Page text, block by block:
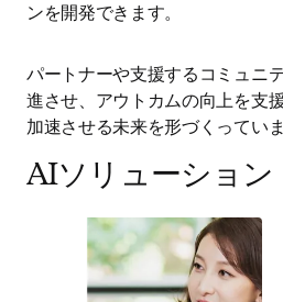
ンを開発できます。
パートナーや支援するコミュニ
進させ、アウトカムの向上を支
加速させる未来を形づくっていま
AIソリューション